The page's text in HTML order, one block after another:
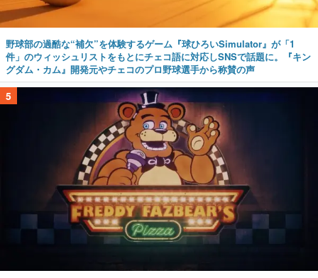
野球部の過酷な“補欠”を体験するゲーム『球ひろいSimulator』が「1
件」のウィッシュリストをもとにチェコ語に対応しSNSで話題に。『キン
グダム・カム』開発元やチェコのプロ野球選手から称賛の声
5